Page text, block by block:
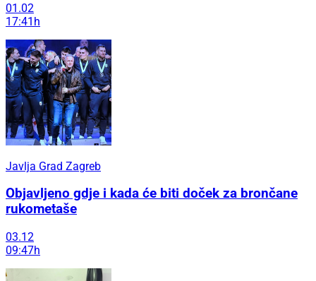
01.02
17:41h
Javlja Grad Zagreb
Objavljeno gdje i kada će biti doček za brončane
rukometaše
03.12
09:47h